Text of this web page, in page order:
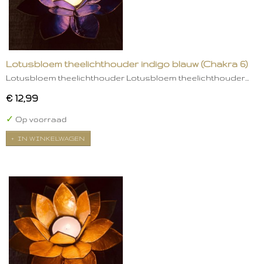
Lotusbloem theelichthouder indigo blauw (Chakra 6)
Lotusbloem theelichthouder Lotusbloem theelichthouder…
€ 12,99
✓ Op voorraad
IN WINKELWAGEN